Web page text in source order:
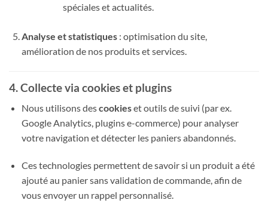
spéciales et actualités.
Analyse et statistiques: optimisation du site,
amélioration de nos produits et services.
4. Collecte via cookies et plugins
Nous utilisons descookieset outils de suivi (par ex.
Google Analytics, plugins e-commerce) pour analyser
votre navigation et détecter les paniers abandonnés.
Ces technologies permettent de savoir si un produit a été
ajouté au panier sans validation de commande, afin de
vous envoyer un rappel personnalisé.